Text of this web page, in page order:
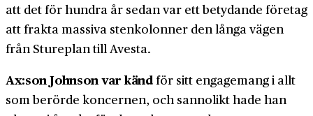
att det för hundra år sedan var ett betydande företag
att frakta massiva stenkolonner den långa vägen
från Stureplan till Avesta.
Ax:son Johnson var kändför sitt engagemang i allt
som berörde koncernen, och sannolikt hade han